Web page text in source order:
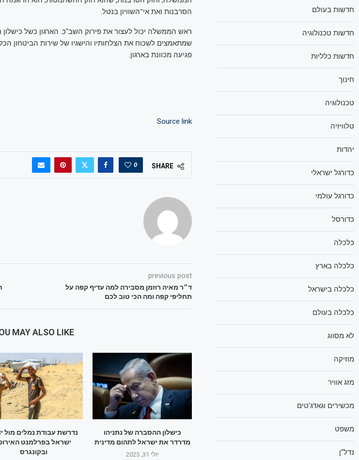
הסרבנות ואת אי־השוויון בנטל.
ראש הממשלה יכול לעצור את פירוק השב"כ. הארגון כשל כישלון
שמתאמצים לשכוח את הצלחותיו והישגיו של שירות הביטחון
פגיעה מכוונת בארגון.
Source link
SHARE
0
previous post
ד״ר מאיה רוזמן מסבירה למה עדיף קפה על
תחליפי קפה ומה הכי טוב לכם
MAY ALSO LIKE
נדרשת עבודת נמלים מול
ישראל בפרלמנט
ובקונגרס
כישלון ההסברה של נתניהו
מדרדר את ישראל לתהום מדינית
יולי 31, 2025
חדשות בעולם
חדשות טכנולוגיה
חדשות כלליות
חינוך
טכנולוגיה
טלוויזיה
יהדות
כדורגל ישראלי
כדורגל עולמי
כדורסל
כלכלה
כלכלה בארץ
כלכלה בישראל
כלכלה בעולם
לא מסווג
מוזיקה
מזג אוויר
מכשירים וגאדג'טים
משפט
נדל"ן